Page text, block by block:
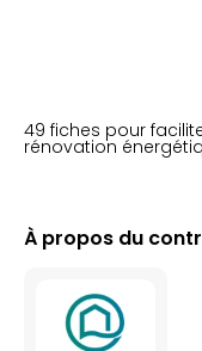
49 fiches pour
rénovation
À propos du